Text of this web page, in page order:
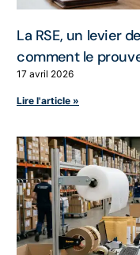
La RSE, un levier
comment le
17 avril 2026
Lire l'article »